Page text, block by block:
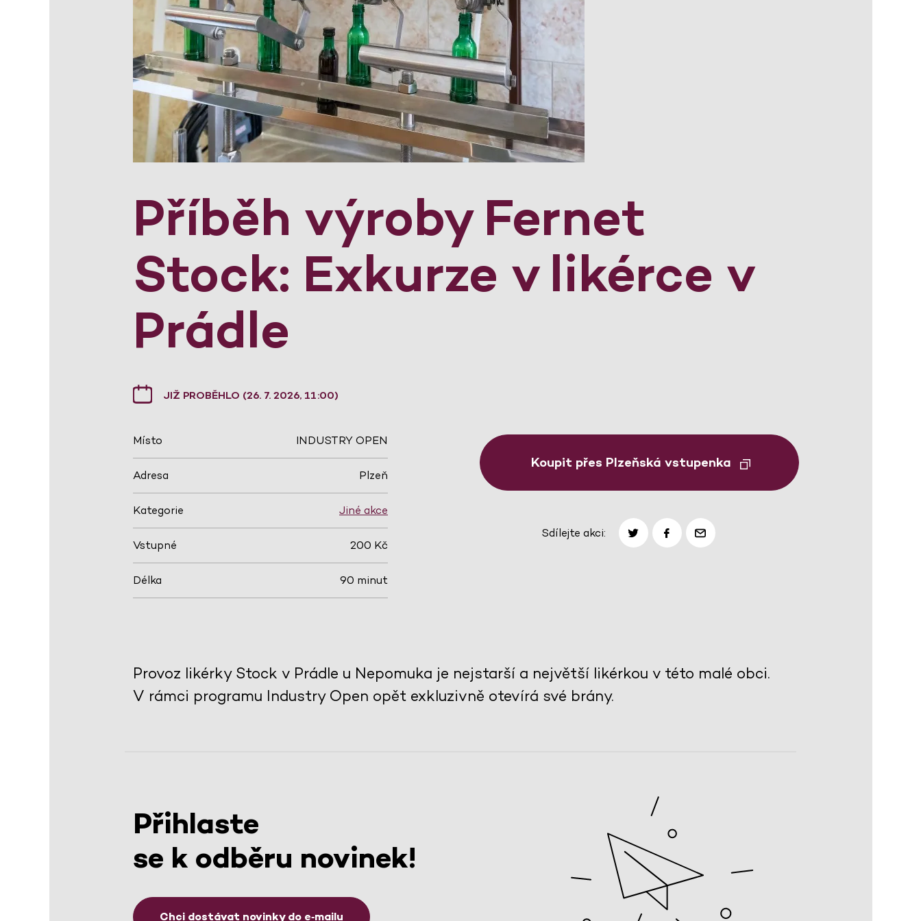
Příběh výroby Fernet
Stock: Exkurze v likérce v
Prádle
JIŽ PROBĚHLO (26. 7. 2026, 11:00)
Místo INDUSTRY OPEN
Adresa Plzeň
Kategorie Jiné akce
Vstupné 200 Kč
Délka 90 minut
Koupit přes Plzeňská vstupenka
Sdílejte akci:
Provoz likérky Stock v Prádle u Nepomuka je nejstarší a největší likérkou v této malé obci.
V rámci programu Industry Open opět exkluzivně otevírá své brány.
Přihlaste
se k odběru novinek!
Chci dostávat novinky do e‑mailu